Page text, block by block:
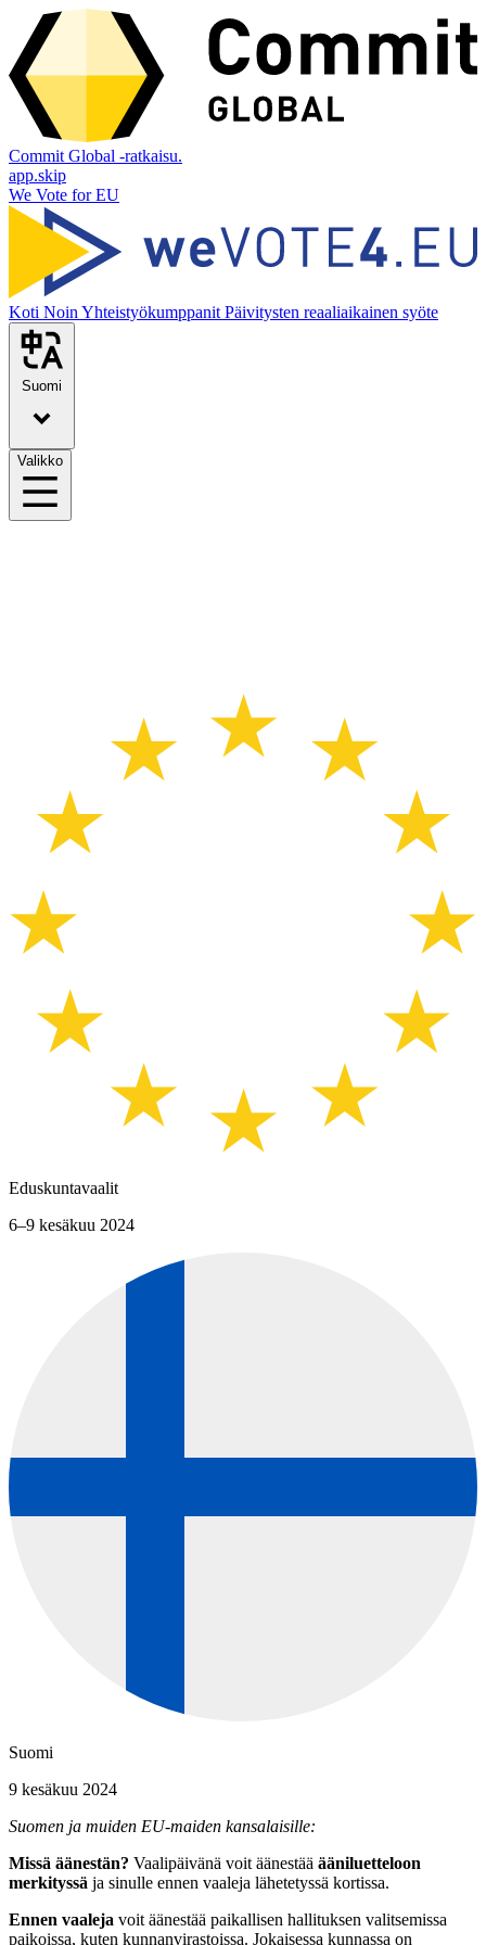
Commit Global -ratkaisu.
app.skip
We Vote for EU
Koti Noin Yhteistyökumppanit Päivitysten reaaliaikainen syöte
Suomi
Valikko
Eduskuntavaalit
6–9 kesäkuu 2024
Suomi
9 kesäkuu 2024
Suomen ja muiden EU-maiden kansalaisille:
Missä äänestän? Vaalipäivänä voit äänestää ääniluetteloon
merkityssä ja sinulle ennen vaaleja lähetetyssä kortissa.
Ennen vaaleja voit äänestää paikallisen hallituksen valitsemissa
paikoissa, kuten kunnanvirastoissa. Jokaisessa kunnassa on